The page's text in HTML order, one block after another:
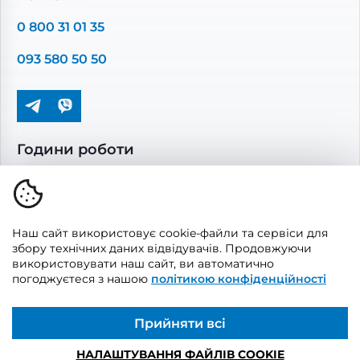
Решітки вентиляційні
Дверцята ревізійні
0 800 31 01 35
093 580 50 50
Години роботи
Сб-Нд: вихідні
Наш сайт використовує cookie-файли та сервіси для
збору технічних даних відвідувачів. Продовжуючи
використовувати наш сайт, ви автоматично
погоджуєтеся з нашою політикою конфіденційності
НАЛАШТУВАННЯ ФАЙЛІВ COOKIE
Прийняти всі